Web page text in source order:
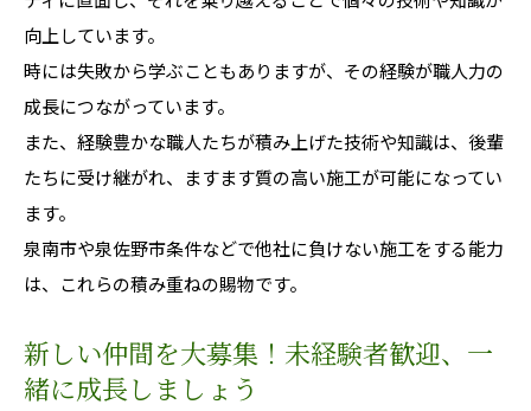
向上しています。
時には失敗から学ぶこともありますが、その経験が職人力の
成長につながっています。
また、経験豊かな職人たちが積み上げた技術や知識は、後輩
たちに受け継がれ、ますます質の高い施工が可能になってい
ます。
泉南市や泉佐野市条件などで他社に負けない施工をする能力
は、これらの積み重ねの賜物です。
新しい仲間を大募集！未経験者歓迎、一
緒に成長しましょう